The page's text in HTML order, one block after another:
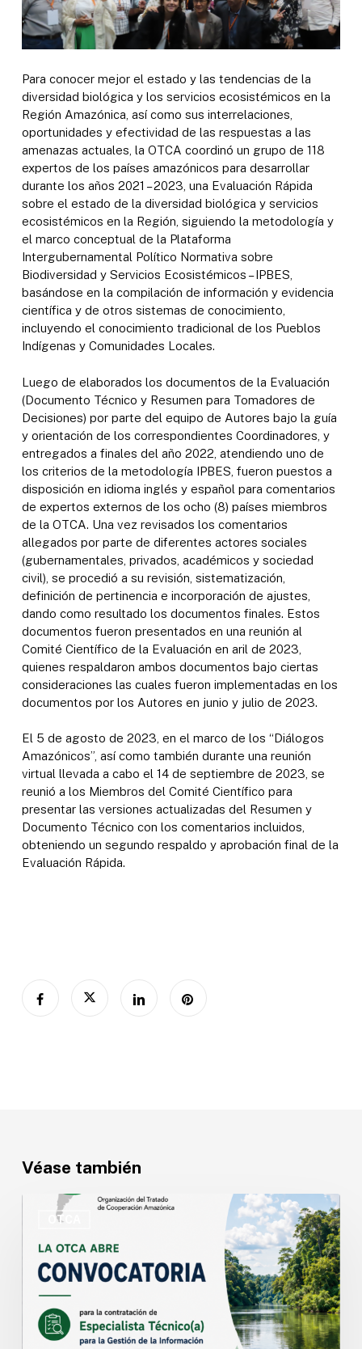
Para conocer mejor el estado y las tendencias de la
diversidad biológica y los servicios ecosistémicos en la
Región Amazónica, así como sus interrelaciones,
oportunidades y efectividad de las respuestas a las
amenazas actuales, la OTCA coordinó un grupo de 118
expertos de los países amazónicos para desarrollar
durante los años 2021 – 2023, una Evaluación Rápida
sobre el estado de la diversidad biológica y servicios
ecosistémicos en la Región, siguiendo la metodología y
el marco conceptual de la Plataforma
Intergubernamental Político Normativa sobre
Biodiversidad y Servicios Ecosistémicos – IPBES,
basándose en la compilación de información y evidencia
científica y de otros sistemas de conocimiento,
incluyendo el conocimiento tradicional de los Pueblos
Indígenas y Comunidades Locales.
Luego de elaborados los documentos de la Evaluación
(Documento Técnico y Resumen para Tomadores de
Decisiones) por parte del equipo de Autores bajo la guía
y orientación de los correspondientes Coordinadores, y
entregados a finales del año 2022, atendiendo uno de
los criterios de la metodología IPBES, fueron puestos a
disposición en idioma inglés y español para comentarios
de expertos externos de los ocho (8) países miembros
de la OTCA. Una vez revisados los comentarios
allegados por parte de diferentes actores sociales
(gubernamentales, privados, académicos y sociedad
civil), se procedió a su revisión, sistematización,
definición de pertinencia e incorporación de ajustes,
dando como resultado los documentos finales. Estos
documentos fueron presentados en una reunión al
Comité Científico de la Evaluación en aril de 2023,
quienes respaldaron ambos documentos bajo ciertas
consideraciones las cuales fueron implementadas en los
documentos por los Autores en junio y julio de 2023.
El 5 de agosto de 2023, en el marco de los “Diálogos
Amazónicos”, así como también durante una reunión
virtual llevada a cabo el 14 de septiembre de 2023, se
reunió a los Miembros del Comité Científico para
presentar las versiones actualizadas del Resumen y
Documento Técnico con los comentarios incluidos,
obteniendo un segundo respaldo y aprobación final de la
Evaluación Rápida.
Véase también
OTCA
para
Especialista
Gestión